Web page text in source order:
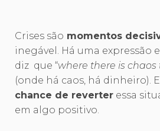
Crises são momentos
inegável. Há uma expressão
diz que “where there is chaos
(onde há caos, há dinheiro).
chance de reverter essa
em algo positivo.